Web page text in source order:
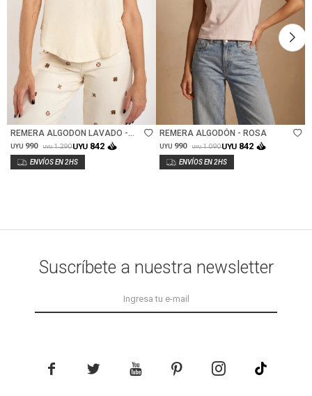
Talle
REMERA ALGODON LAVADO -
ARENA
UYU 990 UYU 1.290UYU 842
Talle
REMERA ALGODÓN - ROSA
UYU 990 UYU 1.090UYU 842
Suscríbete a nuestra newsletter
    